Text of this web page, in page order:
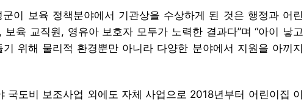
군이 보육 정책분야에서 기관상을 수상하게 된 것은 행정과 어린
육 교직원, 영유아 보호자 모두가 노력한 결과다”며 “아이 낳고
위해 물리적 환경뿐만 아니라 다양한 분야에서 지원을 아끼지
국도비 보조사업 외에도 자체 사업으로 2018년부터 어린이집 이